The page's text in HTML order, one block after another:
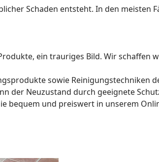
Schaden entsteht. In den meisten
ein trauriges Bild. Wir schaffen
sowie Reinigungstechniken
der Neuzustand durch geeignete
bequem und preiswert in unserem